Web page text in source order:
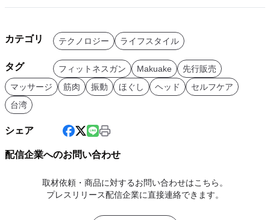
カテゴリ テクノロジー ライフスタイル
タグ フィットネスガン Makuake
先行販売
マッサージ
筋肉 振動 ほぐし ヘッド
セルフケア
台湾
シェア
配信企業へのお問い合わせ
取材依頼・商品に対するお問い合わせはこちら。
プレスリリース配信企業に直接連絡できます。